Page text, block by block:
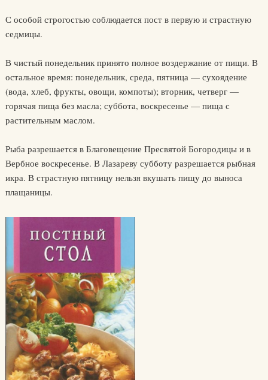
С особой строгостью соблюдается пост в первую и страстную
седмицы.
В чистый понедельник принято полное воздержание от пищи. В
остальное время: понедельник, среда, пятница — сухоядение
(вода, хлеб, фрукты, овощи, компоты); вторник, четверг —
горячая пища без масла; суббота, воскресенье — пища с
растительным маслом.
Рыба разрешается в Благовещение Пресвятой Богородицы и в
Вербное воскресенье. В Лазареву субботу разрешается рыбная
икра. В страстную пятницу нельзя вкушать пищу до выноса
плащаницы.